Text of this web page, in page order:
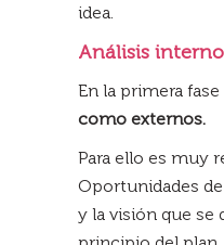
idea.
Análisis
En la primera
como externos.
Para ello es muy
Oportunidades
y la visión que se